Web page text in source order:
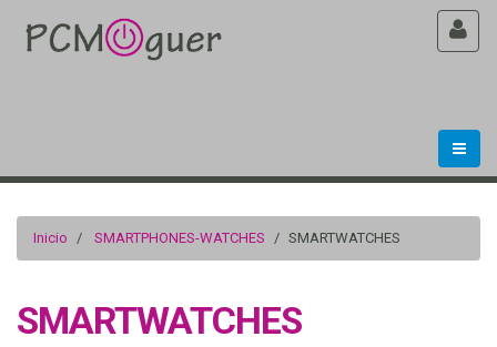
Inicio SMARTPHONES-WATCHES SMARTWATCHES
SMARTWATCHES